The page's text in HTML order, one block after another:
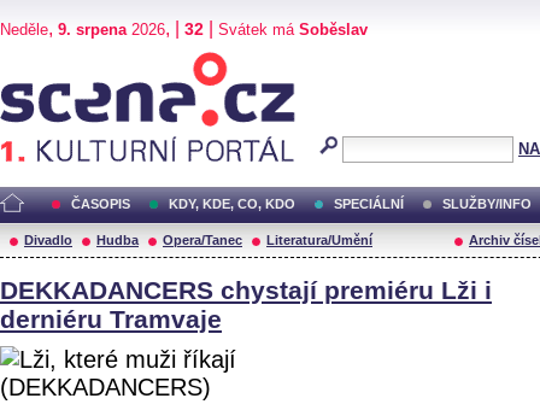
Neděle, 9. srpena2026, | 32 Svátek má Soběslav
ČASOPIS KDY, KDE, CO, KDO SPECIÁLNÍ SLUŽBY/INFO
Divadlo Hudba Opera/Tanec Literatura/Umění Archiv
DEKKADANCERS chystají premiéru Lži i
derniéru Tramvaje